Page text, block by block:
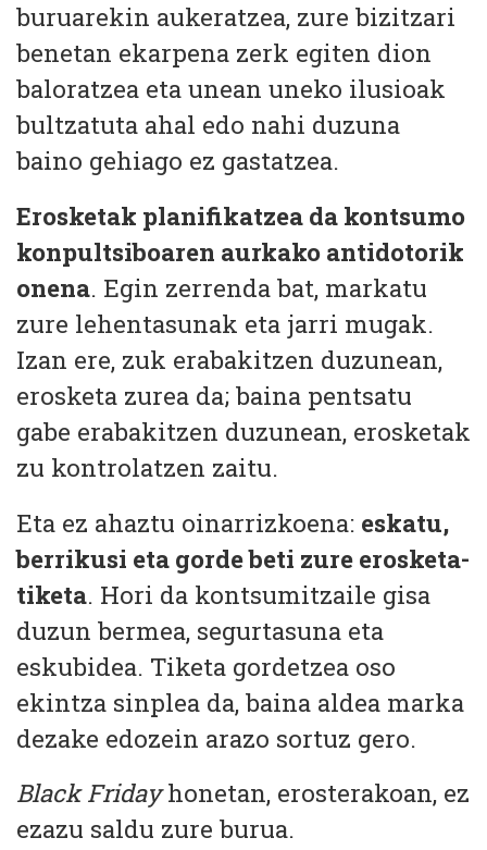
buruarekin aukeratzea, zure bizitzari
benetan ekarpena zerk egiten dion
baloratzea eta unean uneko ilusioak
bultzatuta ahal edo nahi duzuna
baino gehiago ez gastatzea.
Erosketak planifikatzea da kontsumo
konpultsiboaren aurkako antidotorik
onena. Egin zerrenda bat, markatu
zure lehentasunak eta jarri mugak.
Izan ere, zuk erabakitzen duzunean,
erosketa zurea da; baina pentsatu
gabe erabakitzen duzunean, erosketak
zu kontrolatzen zaitu.
Eta ez ahaztu oinarrizkoena: eskatu,
berrikusi eta gorde beti zure erosketa-
tiketa. Hori da kontsumitzaile gisa
duzun bermea, segurtasuna eta
eskubidea. Tiketa gordetzea oso
ekintza sinplea da, baina aldea marka
dezake edozein arazo sortuz gero.
Black Fridayhonetan, erosterakoan, ez
ezazu saldu zure burua.